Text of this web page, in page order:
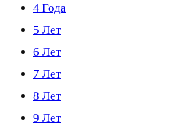
4 Года
5 Лет
6 Лет
7 Лет
8 Лет
9 Лет